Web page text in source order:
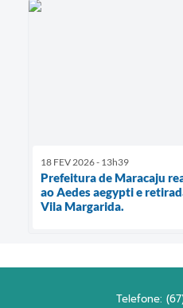
18 FEV 2026 - 13h39
Prefeitura de Maracaju
ao Aedes aegypti e
Vila Margarida.
Telefone: